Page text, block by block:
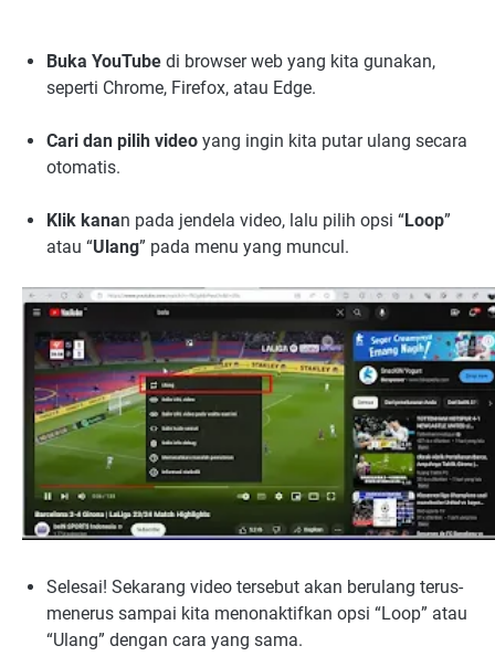
Buka YouTube di browser web yang kita gunakan,
seperti Chrome, Firefox, atau Edge.
Cari dan pilih video yang ingin kita putar ulang secara
otomatis.
Klik kanan pada jendela video, lalu pilih opsi “Loop”
atau “Ulang” pada menu yang muncul.
Selesai! Sekarang video tersebut akan berulang terus-
menerus sampai kita menonaktifkan opsi “Loop” atau
“Ulang” dengan cara yang sama.